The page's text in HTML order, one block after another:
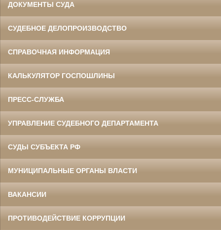
ДОКУМЕНТЫ СУДА
СУДЕБНОЕ ДЕЛОПРОИЗВОДСТВО
СПРАВОЧНАЯ ИНФОРМАЦИЯ
КАЛЬКУЛЯТОР ГОСПОШЛИНЫ
ПРЕСС-СЛУЖБА
УПРАВЛЕНИЕ СУДЕБНОГО ДЕПАРТАМЕНТА
СУДЫ СУБЪЕКТА РФ
МУНИЦИПАЛЬНЫЕ ОРГАНЫ ВЛАСТИ
ВАКАНСИИ
ПРОТИВОДЕЙСТВИЕ КОРРУПЦИИ